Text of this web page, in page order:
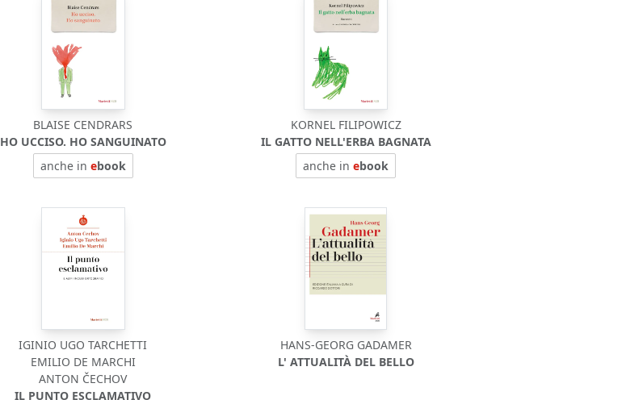
BLAISE CENDRARS
HO UCCISO. HO SANGUINATO
anche in ebook
KORNEL FILIPOWICZ
IL GATTO NELL'ERBA BAGNATA
anche inebook
IGINIO UGO TARCHETTI
EMILIO DE MARCHI
ANTON ČECHOV
IL PUNTO ESCLAMATIVO
HANS-GEORG GADAMER
L' ATTUALITÀ DEL BELLO